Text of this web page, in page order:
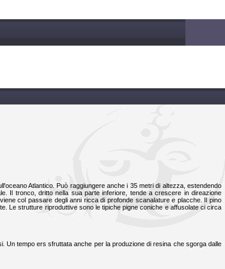
Atlantico. Può raggiungere anche i 35 metri di altezza, estendendo
Il tronco, dritto nella sua parte inferiore, tende a crescere in direazione
col passare degli anni ricca di profonde scanalature e placche. Il pino
Le strutture riproduttive sono le tipiche pigne coniche e affusolate ci circa
Un tempo ers sfruttata anche per la produzione di resina che sgorga dalle